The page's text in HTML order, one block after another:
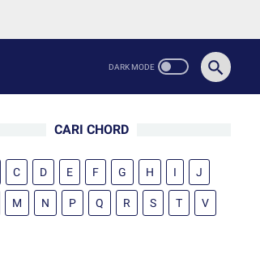
CARI CHORD
C D E F G H I J
M N P Q R S T V